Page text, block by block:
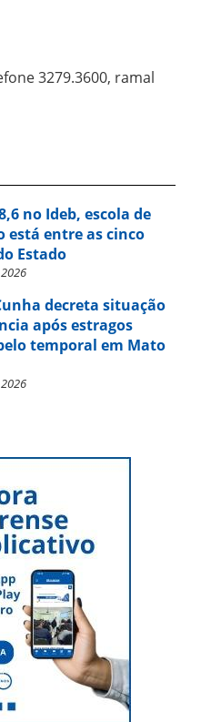
3279.3600, ramal
no Ideb, escola de
está entre as cinco
Estado
decreta situação
após estragos
temporal em Mato